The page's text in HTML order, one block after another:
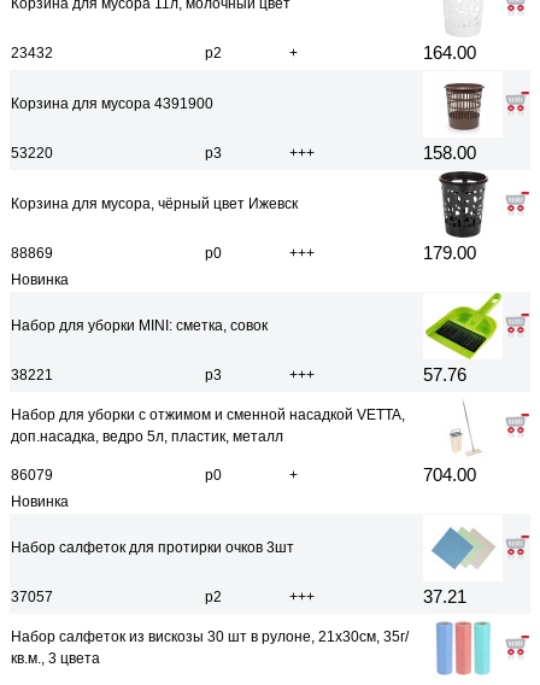
Корзина для мусора 11л, молочный цвет
23432 р2 + 164.00
Корзина для мусора 4391900
53220 р3 +++ 158.00
Корзина для мусора, чёрный цвет Ижевск
88869 р0 +++ 179.00
Новинка
Набор для уборки MINI: сметка, совок
38221 р3 +++ 57.76
Набор для уборки с отжимом и сменной насадкой VETTA,
доп.насадка, ведро 5л, пластик, металл
86079 р0 + 704.00
Новинка
Набор салфеток для протирки очков 3шт
37057 р2 +++ 37.21
Набор салфеток из вискозы 30 шт в рулоне, 21х30см, 35г/
кв.м., 3 цвета